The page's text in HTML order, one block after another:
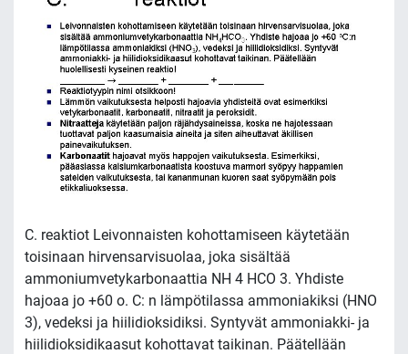
C. reaktiot Leivonnaisten kohottamiseen käytetään
toisinaan hirvensarvisuolaa, joka sisältää
ammoniumvetykarbonaattia NH 4 HCO 3. Yhdiste
hajoaa jo +60 o. C: n lämpötilassa ammoniakiksi (HNO
3), vedeksi ja hiilidioksidiksi. Syntyvät ammoniakki- ja
hiilidioksidikaasut kohottavat taikinan. Päätellään